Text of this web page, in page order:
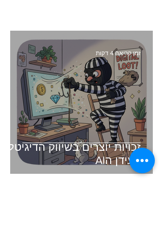
זכויות יוצרים בשיווק הדיגיטלי
בעידן הAI
זמן קריאה 4 דקות